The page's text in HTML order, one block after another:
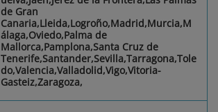
de Gran
Canaria,Lleida,Logroño,Madrid,Murcia,M
álaga,Oviedo,Palma de
Mallorca,Pamplona,Santa Cruz de
Tenerife,Santander,Sevilla,Tarragona,Tole
do,Valencia,Valladolid,Vigo,Vitoria-
Gasteiz,Zaragoza,